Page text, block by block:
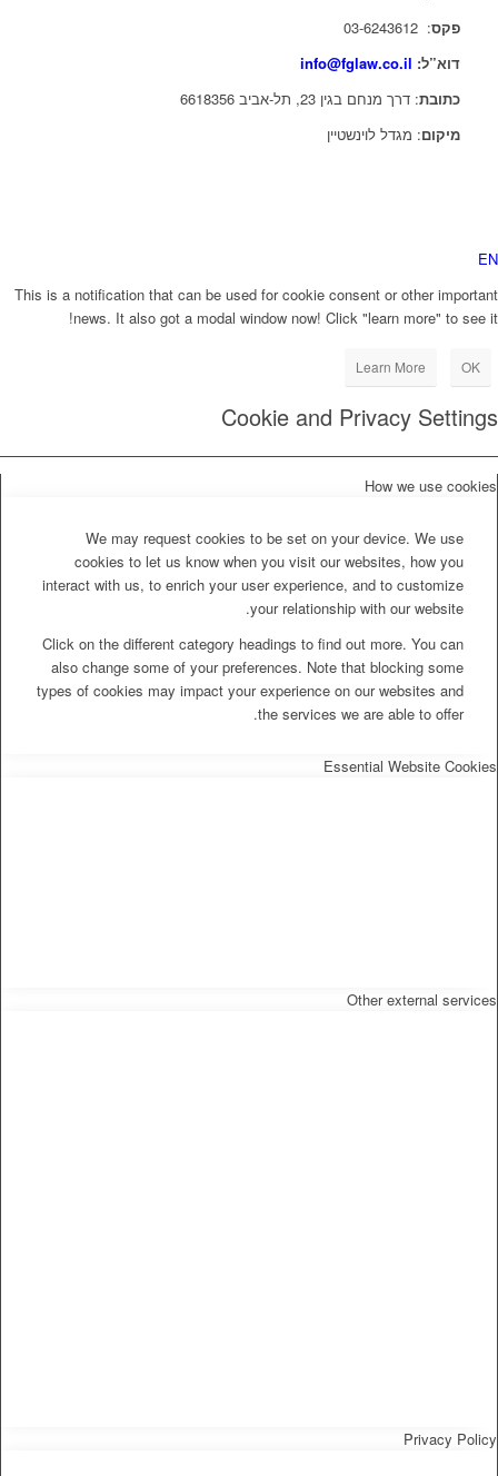
פקס: 03-6243612
דוא”ל: info@fglaw.co.il
כתובת: דרך מנחם בגין 23, תל-אביב 6618356
מיקום: מגדל לוינשטיין
EN
This is a notification that can be used for cookie consent or other important
news. It also got a modal window now! Click "learn more" to see it!
OK
Learn More
Cookie and Privacy Settings
How we use cookies
We may request cookies to be set on your device. We use
cookies to let us know when you visit our websites, how you
interact with us, to enrich your user experience, and to customize
your relationship with our website.
Click on the different category headings to find out more. You can
also change some of your preferences. Note that blocking some
types of cookies may impact your experience on our websites and
the services we are able to offer.
Essential Website Cookies
Other external services
Privacy Policy